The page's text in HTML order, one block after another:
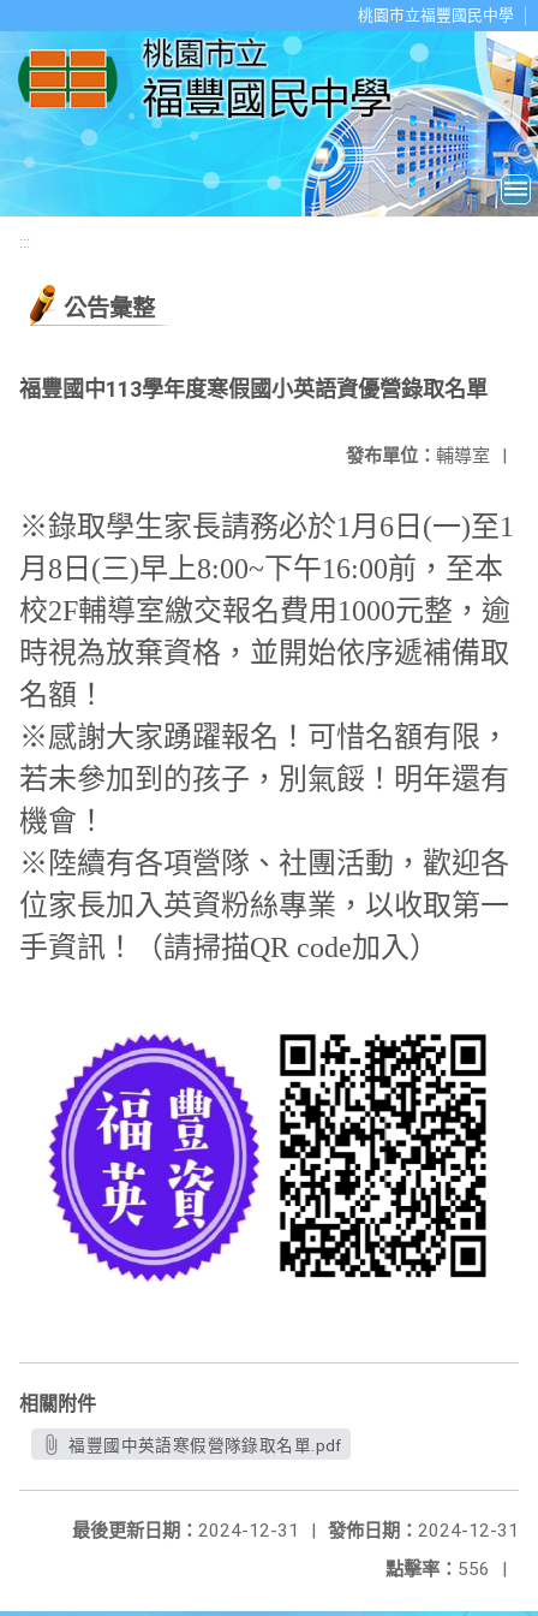
桃園市立福豐國民中學
:::
公告彙整
福豐國中113學年度寒假國小英語資優營錄取名單
發布單位： 輔導室 |
※錄取學生家長請務必於1月6日(一)至1
月8日(三)早上8:00~下午16:00前，至本
校2F輔導室繳交報名費用1000元整，逾
時視為放棄資格，並開始依序遞補備取
名額！
※感謝大家踴躍報名！可惜名額有限，
若未參加到的孩子，別氣餒！明年還有
機會！
※陸續有各項營隊、社團活動，歡迎各
位家長加入英資粉絲專業，以收取第一
手資訊！（請掃描QR code加入）
相關附件
福豐國中英語寒假營隊錄取名單.pdf
發佈日期： 2024-12-31
最後更新日期： 2024-12-31
|
點擊率： 556 |